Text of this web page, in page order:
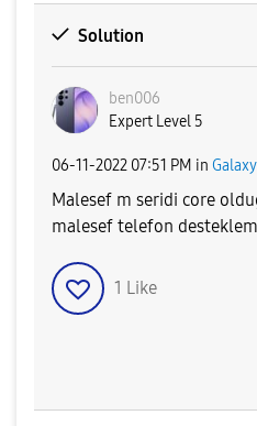
Solution
ben006
Expert Level 5
‎06-11-2022 07:51 PM in
Malesef m seridi core
malesef telefon
1 Like